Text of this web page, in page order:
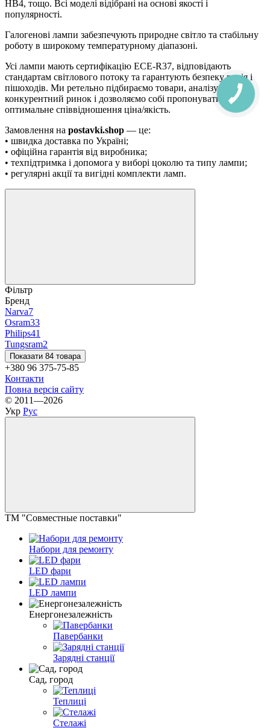
HB4, тощо. Всі моделі відібрані на основі якості і
популярності.
Галогенові лампи забезпечують природне світло та стабільну
роботу в широкому температурному діапазоні.
Усі лампи мають сертифікацію ECE-R37, відповідають
стандартам світлового потоку та гарантують безпеку водія і
пішоходів. Ми ретельно підбираємо товари, аналізуємо
конкурентний ринок і дозволяємо собі пропонувати
оптимальне співвідношення ціна/якість.
Замовлення на postavki.shop — це:
• швидка доставка по Україні;
• офіційна гарантія від виробника;
• техпідтримка і допомога у виборі цоколю та типу лампи;
• регулярні акції та вигідні комплекти ламп.
Фільтр
Бренд
Narva7
Osram33
Philips41
Tungsram2
Показати 84 товара
+380 96 375-75-85
Контакти
Повна версія сайту
© 2011—2026
Укр Рус
ТМ "Совместные поставки"
Набори для ремонту
LED фари
LED лампи
Енергонезалежність
Павербанки
Зарядні станції
Сад, город
Теплиці
Стелажі